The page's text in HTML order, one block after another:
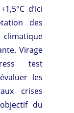
d’ici
des
Virage
test
les
crises
du